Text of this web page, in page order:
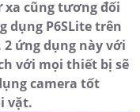
xa cũng tương đối
dụng P6SLite trên
ứng dụng này với
với mọi thiết bị sẽ
camera tốt
vặt.